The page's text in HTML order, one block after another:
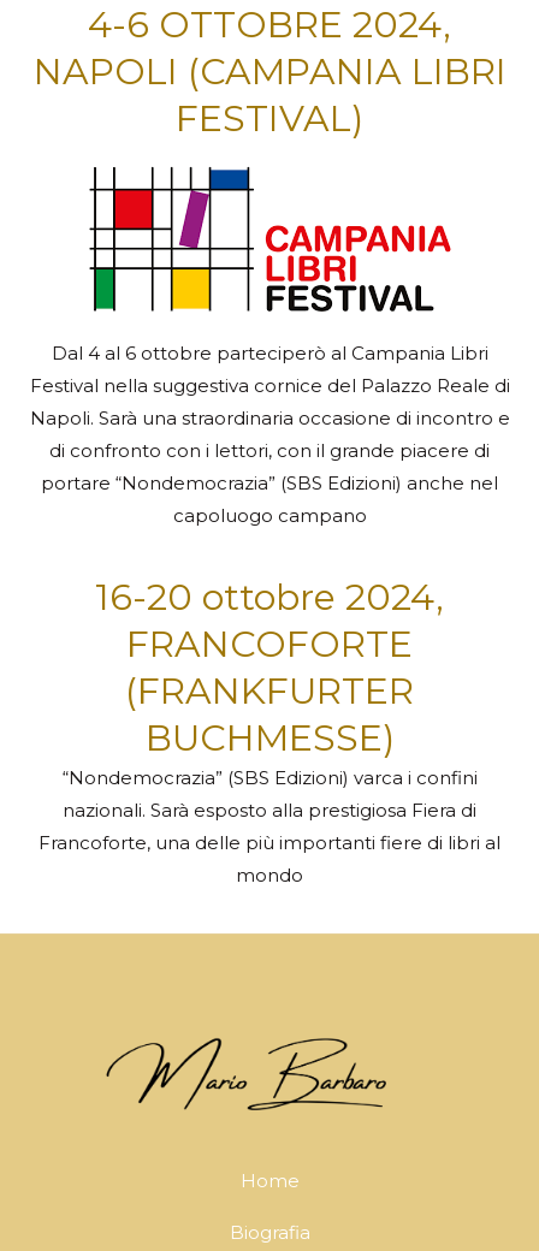
4-6 OTTOBRE 2024,
NAPOLI (CAMPANIA LIBRI
FESTIVAL)
Dal 4 al 6 ottobre parteciperò al Campania Libri
Festival nella suggestiva cornice del Palazzo Reale di
Napoli. Sarà una straordinaria occasione di incontro e
di confronto con i lettori, con il grande piacere di
portare “Nondemocrazia” (SBS Edizioni) anche nel
capoluogo campano
16-20 ottobre 2024,
FRANCOFORTE
(FRANKFURTER
BUCHMESSE)
“Nondemocrazia” (SBS Edizioni) varca i confini
nazionali. Sarà esposto alla prestigiosa Fiera di
Francoforte, una delle più importanti fiere di libri al
mondo
Home
Biografia